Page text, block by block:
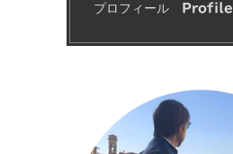
プロフィール Profile